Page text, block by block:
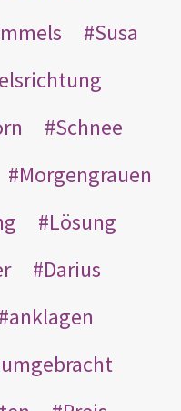
Susa
Schnee
Morgengrauen
Lösung
Darius
anklagen
umgebracht